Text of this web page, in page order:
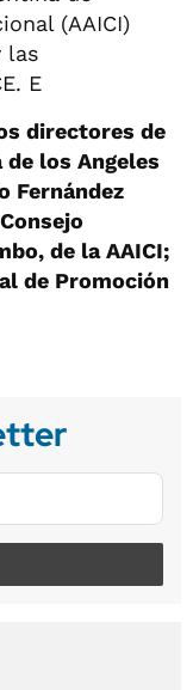
(AAICI)
las
E
directores de
de los Angeles
Fernández
de la AAICI;
de Promoción